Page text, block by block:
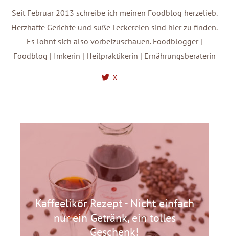
Seit Februar 2013 schreibe ich meinen Foodblog herzelieb.
Herzhafte Gerichte und süße Leckereien sind hier zu finden.
Es lohnt sich also vorbeizuschauen. Foodblogger |
Foodblog | Imkerin | Heilpraktikerin | Ernährungsberaterin
X
Kaffeelikör Rezept - Nicht einfach
nur ein Getränk, ein tolles
Geschenk!